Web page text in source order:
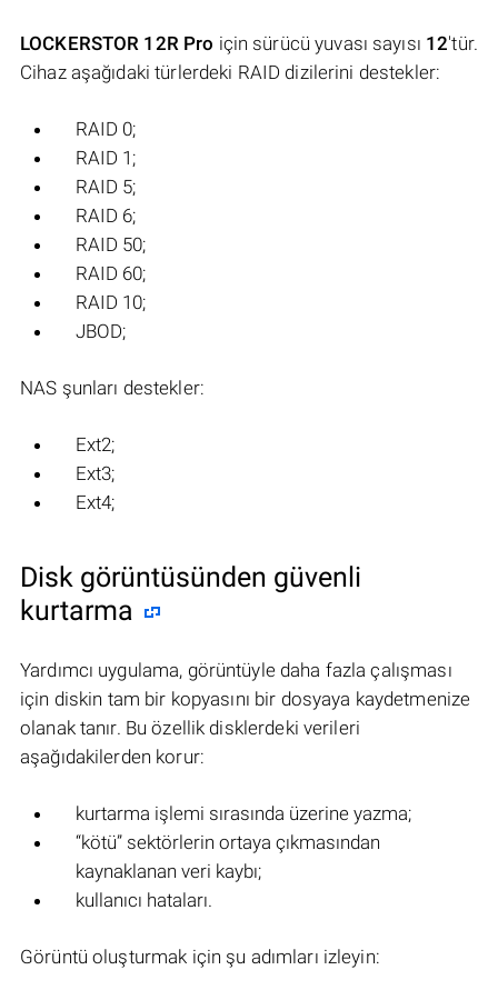
LOCKERSTOR 12R Pro için sürücü yuvası sayısı 12'tür.
Cihaz aşağıdaki türlerdeki RAID dizilerini destekler:
RAID 0;
RAID 1;
RAID 5;
RAID 6;
RAID 50;
RAID 60;
RAID 10;
JBOD;
NAS şunları destekler:
Ext2;
Ext3;
Ext4;
Disk görüntüsünden güvenli
kurtarma
Yardımcı uygulama, görüntüyle daha fazla çalışması
için diskin tam bir kopyasını bir dosyaya kaydetmenize
olanak tanır. Bu özellik disklerdeki verileri
aşağıdakilerden korur:
kurtarma işlemi sırasında üzerine yazma;
“kötü” sektörlerin ortaya çıkmasından
kaynaklanan veri kaybı;
kullanıcı hataları.
Görüntü oluşturmak için şu adımları izleyin: